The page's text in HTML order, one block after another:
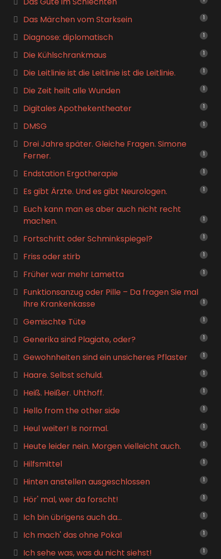
Das Märchen vom Starksein 1
Diagnose: diplomatisch 1
Die Kühlschrankmaus 1
Die Leitlinie ist die Leitlinie ist die Leitlinie. 1
Die Zeit heilt alle Wunden 1
Digitales Apothekentheater 1
DMSG 1
Drei Jahre später. Gleiche Fragen. Simone
Ferner.
1
Endstation Ergotherapie 1
Es gibt Ärzte. Und es gibt Neurologen. 1
Euch kann man es aber auch nicht recht
machen.
1
Fortschritt oder Schminkspiegel? 1
Friss oder stirb 1
Früher war mehr Lametta 1
Funktionsanzug oder Pille – Da fragen Sie mal
Ihre Krankenkasse
1
Gemischte Tüte 1
Generika sind Plagiate, oder? 1
Gewohnheiten sind ein unsicheres Pflaster 1
Haare. Selbst schuld. 1
Heiß. Heißer. Uhthoff. 1
Hello from the other side 1
Heul weiter! Is normal. 1
Heute leider nein. Morgen vielleicht auch. 1
Hilfsmittel 1
Hinten anstellen ausgeschlossen 1
Hör' mal, wer da forscht! 1
Ich bin übrigens auch da… 1
Ich mach' das ohne Pokal 1
Ich sehe was, was du nicht siehst! 1